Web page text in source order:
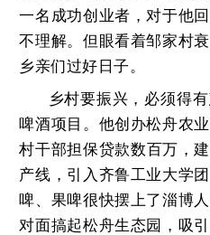
一名成功创业者，对于他
不理解。但眼看着邹家村
乡亲们过好日子。
乡村要振兴，必须得
啤酒项目。他创办松舟农
村干部担保贷款数百万，
产线，引入齐鲁工业大学
啤、果啤很快摆上了淄博
对面搞起松舟生态园，吸